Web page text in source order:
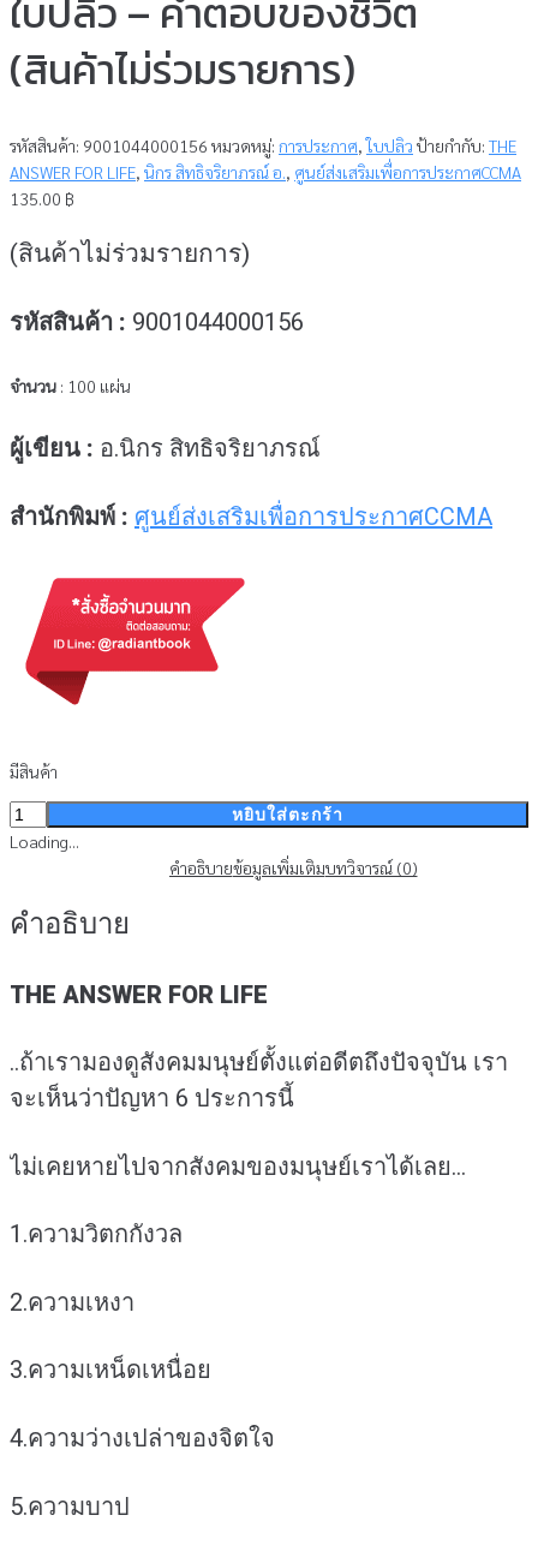
ใบปลิว – คำตอบของชีวิต
(สินค้าไม่ร่วมรายการ)
รหัสสินค้า: 9001044000156 หมวดหมู่: การประกาศ,ใบปลิว ป้ายกำกับ: THE
ANSWER FOR LIFE, นิกร สิทธิจริยาภรณ์ อ., ศูนย์ส่งเสริมเพื่อการประกาศCCMA
135.00 ฿
(สินค้าไม่ร่วมรายการ)
รหัสสินค้า : 9001044000156
จำนวน : 100 แผ่น
ผู้เขียน : อ.นิกร สิทธิจริยาภรณ์
สำนักพิมพ์ : ศูนย์ส่งเสริมเพื่อการประกาศCCMA
มีสินค้า
จำนวน
ใบปลิว
ตอบ
(สินค้า
ร่วม
รายการ)
ชิ้น
หยิบใส่ตะกร้า
Loading...
คำอธิบายข้อมูลเพิ่มเติมบทวิจารณ์ (0)
คำอธิบาย
THE ANSWER FOR LIFE
..ถ้าเรามองดูสังคมมนุษย์ตั้งแต่อดีตถึงปัจจุบัน เรา
จะเห็นว่าปัญหา 6 ประการนี้
ไม่เคยหายไปจากสังคมของมนุษย์เราได้เลย…
1.ความวิตกกังวล
2.ความเหงา
3.ความเหน็ดเหนื่อย
4.ความว่างเปล่าของจิตใจ
5.ความบาป